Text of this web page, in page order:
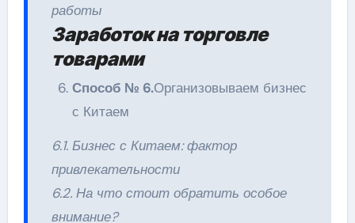
работы
Заработок на торговле
товарами
Способ № 6.Организовываем бизнес
с Китаем
6.1. Бизнес с Китаем: фактор
привлекательности
6.2. На что стоит обратить особое
внимание?